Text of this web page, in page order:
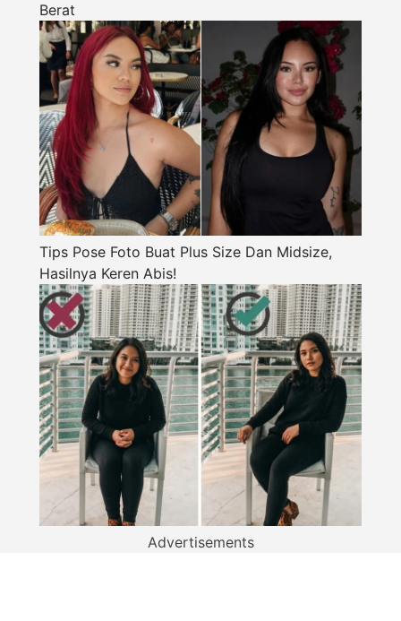
Berat
Tips Pose Foto Buat Plus Size Dan Midsize,
Hasilnya Keren Abis!
Advertisements